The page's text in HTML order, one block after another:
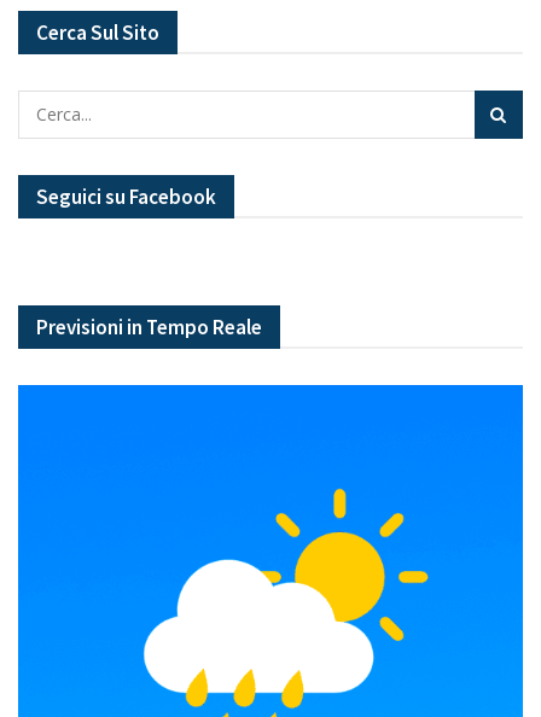
Cerca Sul Sito
Seguici su Facebook
Previsioni in Tempo Reale